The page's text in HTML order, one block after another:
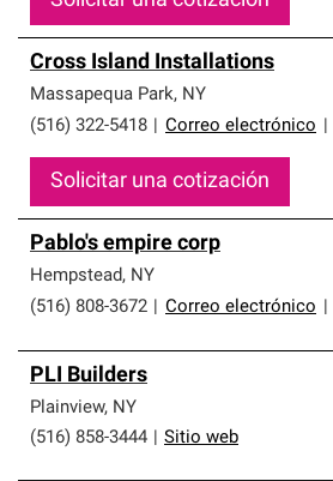
Cross Island Installations
Massapequa Park, NY
(516) 322-5418
Correo electrónico
Solicitar una cotización
Pablo's empire corp
Hempstead, NY
(516) 808-3672
Correo electrónico
PLI Builders
Plainview, NY
(516) 858-3444
Sitio web